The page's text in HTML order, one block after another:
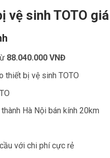
vệ sinh TOTO
88.040.000 VNĐ
thiết bị vệ sinh TOTO
Hà Nội bán kính 20km
với chi phí cực rẻ